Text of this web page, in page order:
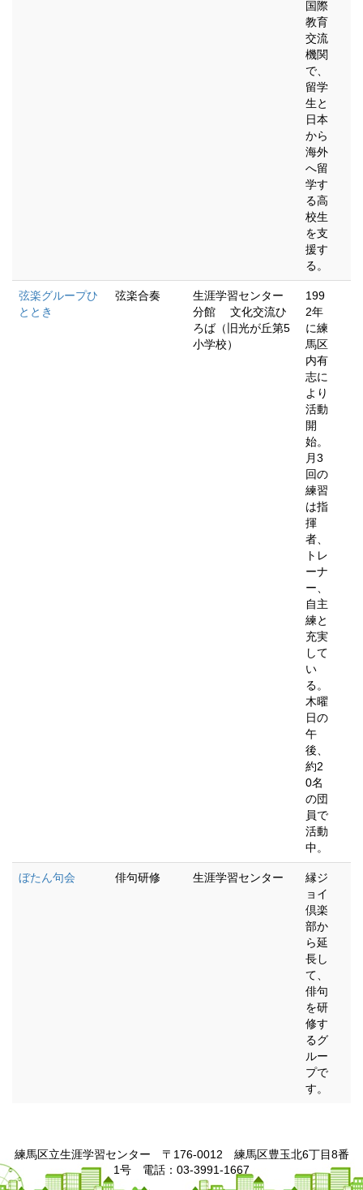
国際
教育
交流
機関
で、
留学
生と
日本
から
海外
へ留
学す
る高
校生
を支
援す
る。
弦楽グループひ
ととき
弦楽合奏
生涯学習センター
分館 文化交流ひ
ろば（旧光が丘第5
小学校）
199
2年
に練
馬区
内有
志に
より
活動
開
始。
月3
回の
練習
は指
揮
者、
トレ
ーナ
ー、
自主
練と
充実
して
い
る。
木曜
日の
午
後、
約2
0名
の団
員で
活動
中。
ぼたん句会 俳句研修 生涯学習センター
縁ジ
ョイ
倶楽
部か
ら延
長し
て、
俳句
を研
修す
るグ
ルー
プで
す。
練馬区立生涯学習センター 〒176-0012 練馬区豊玉北6丁目8番
1号 電話：03-3991-1667